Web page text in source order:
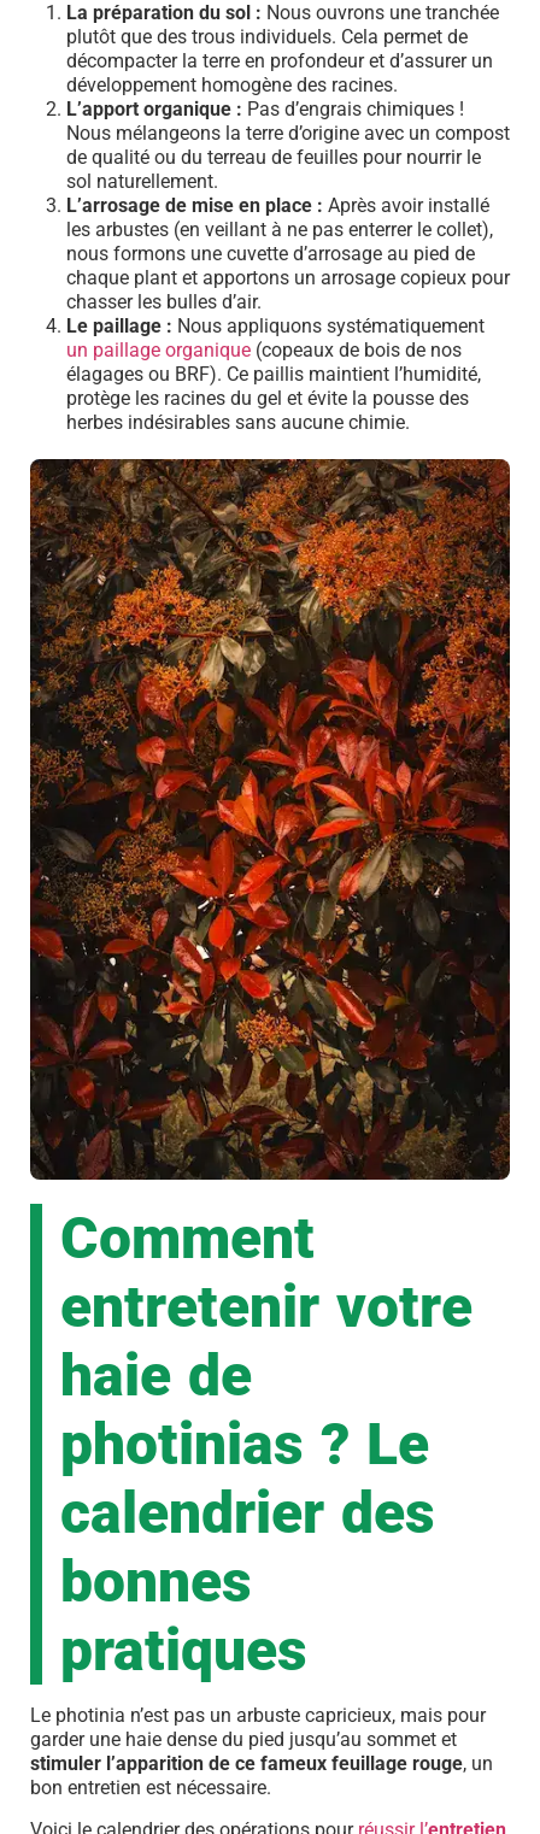
La préparation du sol : Nous ouvrons une tranchée
plutôt que des trous individuels. Cela permet de
décompacter la terre en profondeur et d’assurer un
développement homogène des racines.
L’apport organique : Pas d’engrais chimiques !
Nous mélangeons la terre d’origine avec un compost
de qualité ou du terreau de feuilles pour nourrir le
sol naturellement.
L’arrosage de mise en place : Après avoir installé
les arbustes (en veillant à ne pas enterrer le collet),
nous formons une cuvette d’arrosage au pied de
chaque plant et apportons un arrosage copieux pour
chasser les bulles d’air.
Le paillage : Nous appliquons systématiquement
un paillage organique (copeaux de bois de nos
élagages ou BRF). Ce paillis maintient l’humidité,
protège les racines du gel et évite la pousse des
herbes indésirables sans aucune chimie.
Comment
entretenir votre
haie de
photinias ? Le
calendrier des
bonnes
pratiques
Le photinia n’est pas un arbuste capricieux, mais pour
garder une haie dense du pied jusqu’au sommet et
stimuler l’apparition de ce fameux feuillage rouge, un
bon entretien est nécessaire.